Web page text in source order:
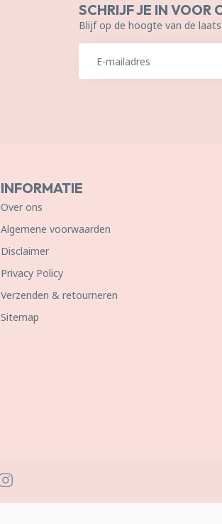
SCHRIJF JE IN VOOR
Blijf op de hoogte van de
INFORMATIE
Over ons
Algemene voorwaarden
Disclaimer
Privacy Policy
Verzenden & retourneren
Sitemap